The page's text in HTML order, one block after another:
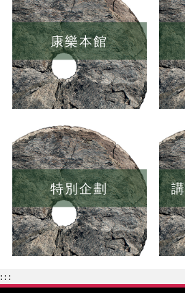
康樂本館
特別企劃
:::